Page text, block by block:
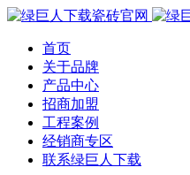
首页
关于品牌
产品中心
招商加盟
工程案例
经销商专区
联系绿巨人下载